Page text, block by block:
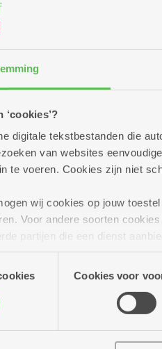
‘cookies’?
digitale tekstbestanden die
van websites
te voeren. Cookies zijn niet
wij cookies op jouw
Voor andere soorten
partijen die een dienst
gebruik van onze site voor
informatie die je aan hen
Cookies voor